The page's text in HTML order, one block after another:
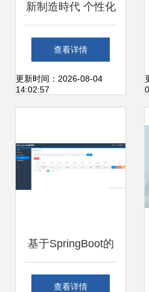
新制造時代 个性化
需求与人机协作如
何重塑工厂格局
查看详情
更新时间：2026-08-04
14:02:57
基于SpringBoot的
心理咨询网站的设
查看详情